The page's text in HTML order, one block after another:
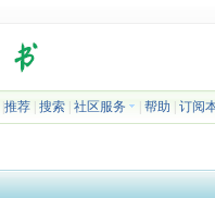
推荐| 搜索| 社区服务 帮助 订阅